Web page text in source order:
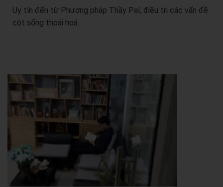
Uy tín đến từ Phương pháp Thầy Pal, điều trị các vấn đề
cột sống thoái hoá.